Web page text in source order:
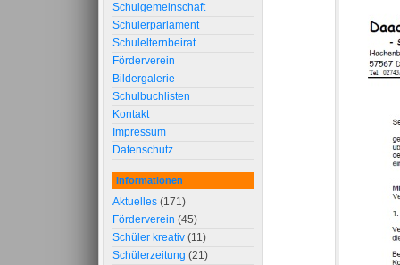
Schulgemeinschaft
Schülerparlament
Schulelternbeirat
Förderverein
Bildergalerie
Schulbuchlisten
Kontakt
Impressum
Datenschutz
Informationen
Aktuelles (171)
Förderverein (45)
Schüler kreativ (11)
Schülerzeitung (21)